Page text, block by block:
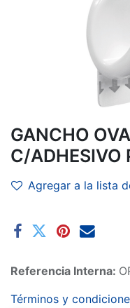
GANCHO
C/ADHESIVO
Agregar a la lista
Referencia Interna:
Términos y